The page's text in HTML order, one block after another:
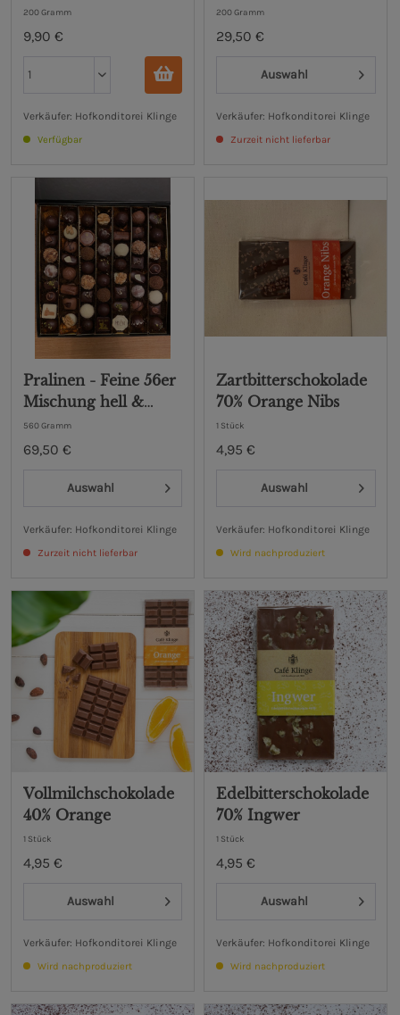
200 Gramm
9,90 €
Verkäufer: Hofkonditorei Klinge
Verfügbar
dunkel
200 Gramm
29,50 €
Auswahl
Verkäufer: Hofkonditorei Klinge
Zurzeit nicht lieferbar
Pralinen - Feine 56er
Mischung hell &
dunkel
560 Gramm
69,50 €
Auswahl
Verkäufer: Hofkonditorei Klinge
Zurzeit nicht lieferbar
Zartbitterschokolade
70% Orange Nibs
1 Stück
4,95 €
Auswahl
Verkäufer: Hofkonditorei Klinge
Wird nachproduziert
Vollmilchschokolade
40% Orange
1 Stück
4,95 €
Auswahl
Verkäufer: Hofkonditorei Klinge
Wird nachproduziert
Edelbitterschokolade
70% Ingwer
1 Stück
4,95 €
Auswahl
Verkäufer: Hofkonditorei Klinge
Wird nachproduziert